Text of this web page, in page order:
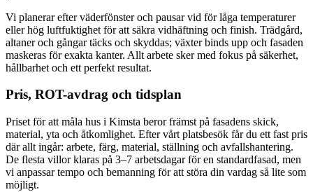
Vi planerar efter väderfönster och pausar vid för låga temperaturer
eller hög luftfuktighet för att säkra vidhäftning och finish. Trädgård,
altaner och gångar täcks och skyddas; växter binds upp och fasaden
maskeras för exakta kanter. Allt arbete sker med fokus på säkerhet,
hållbarhet och ett perfekt resultat.
Pris, ROT-avdrag och tidsplan
Priset för att måla hus i Kimsta beror främst på fasadens skick,
material, yta och åtkomlighet. Efter vårt platsbesök får du ett fast pris
där allt ingår: arbete, färg, material, ställning och avfallshantering.
De flesta villor klaras på 3–7 arbetsdagar för en standardfasad, men
vi anpassar tempo och bemanning för att störa din vardag så lite som
möjligt.